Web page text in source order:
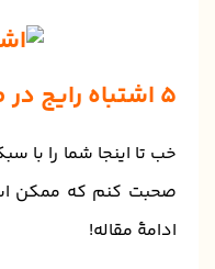
۵ اشتباه رایج در طراحی دکوراسیون خانه به سبک بوهو
خب تا اینجا شما را با
صحبت کنم که ممکن
ادامۀ مقاله!